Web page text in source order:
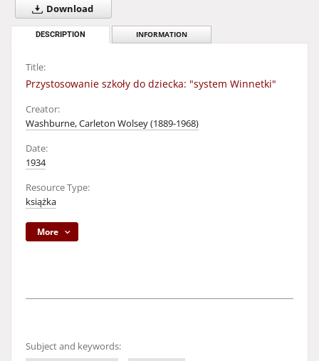
Download
DESCRIPTION INFORMATION
Title:
Przystosowanie szkoły do dziecka: "system Winnetki"
Creator:
Washburne, Carleton Wolsey (1889-1968)
Date:
1934
Resource Type:
książka
More
Subject and keywords: